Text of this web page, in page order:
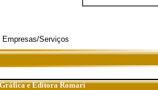
Empresas/Serviços
Gráfica e Editora Romari